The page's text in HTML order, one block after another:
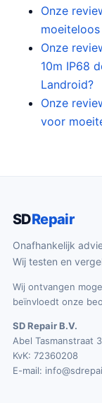
Onze
Onze
10m IP68
Landroid?
Onze
voor
SDRepair
Onafhankelijk
Wij testen en
Wij ontvangen
beïnvloedt onze
SD Repair B.V.
Abel Tasmanstraat
KvK: 72360208
E-mail: